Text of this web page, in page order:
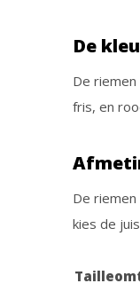
De
De
fris, en
De
kies de